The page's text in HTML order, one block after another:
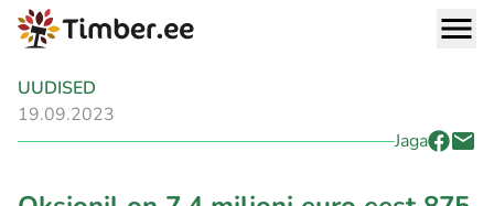
UUDISED
19.09.2023
Jaga